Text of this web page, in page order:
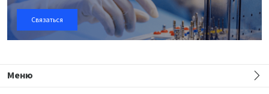
Связаться
Меню